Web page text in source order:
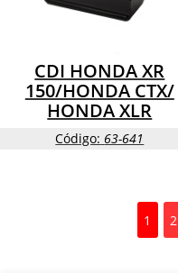
CDI HONDA XR
150/HONDA CTX/
HONDA XLR
Código: 63-641
1 2